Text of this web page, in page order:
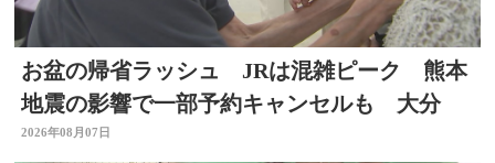
お盆の帰省ラッシュ JRは混雑ピーク 熊本
地震の影響で一部予約キャンセルも 大分
2026年08月07日